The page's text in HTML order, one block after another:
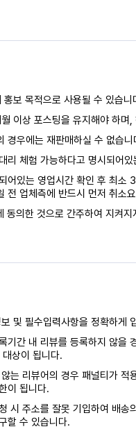
보 목적으로 사용될 수 있습니
이상 포스팅을 유지해야 하며
경우에는 재판매하실 수 없습니
리 체험 가능하다고 명시되어
어있는 영업시간 확인 후 최소
전 업체측에 반드시 먼저 취소
동의한 것으로 간주하여 지켜
및 필수입력사항을 정확하게
기간 내 리뷰를 등록하지 않을
상이 됩니다.
는 리뷰어의 경우 패널티가
이 됩니다.
시 주소를 잘못 기입하여 배
할 수 있습니다.